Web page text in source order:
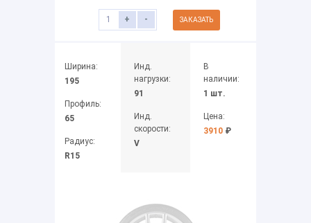
+ - ЗАКАЗАТЬ
Ширина:
195
Профиль:
65
Радиус:
R15
Инд.
нагрузки:
91
Инд.
скорости:
V
В
наличии:
1 шт.
Цена:
3910 ₽